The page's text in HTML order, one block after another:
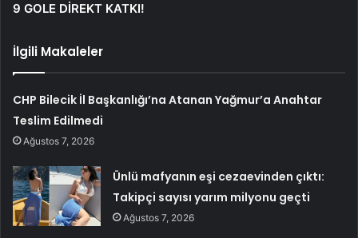
9 GOLE DİREKT KATKI!
İlgili Makaleler
CHP Bilecik İl Başkanlığı’na Atanan Yağmur’a Anahtar
Teslim Edilmedi
Ağustos 7, 2026
Ünlü mafyanın eşi cezaevinden çıktı:
Takipçi sayısı yarım milyonu geçti
Ağustos 7, 2026